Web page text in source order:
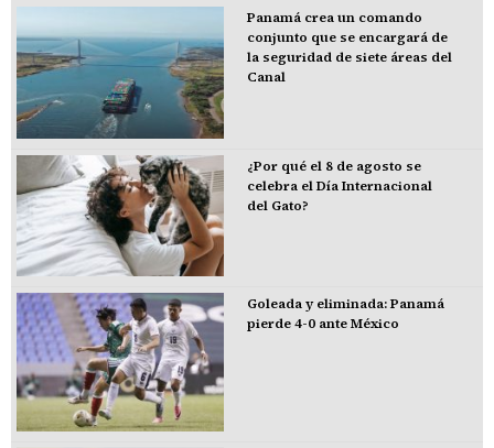
Panamá crea un comando
conjunto que se encargará de
la seguridad de siete áreas del
Canal
¿Por qué el 8 de agosto se
celebra el Día Internacional
del Gato?
Goleada y eliminada: Panamá
pierde 4-0 ante México